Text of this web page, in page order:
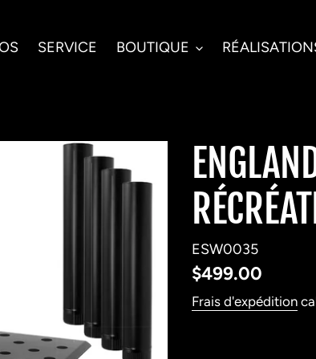
SERVICE BOUTIQUE
ESW0035
Prix
normal
$499.00
Frais d'expédition